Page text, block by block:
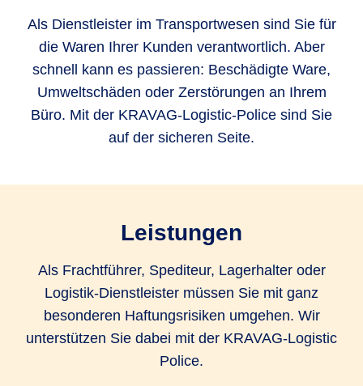
Als Dienstleister im Transportwesen sind Sie für
die Waren Ihrer Kunden verantwortlich. Aber
schnell kann es passieren: Beschädigte Ware,
Umweltschäden oder Zerstörungen an Ihrem
Büro. Mit der KRAVAG-Logistic-Police sind Sie
auf der sicheren Seite.
Leistungen
Als Frachtführer, Spediteur, Lagerhalter oder
Logistik-Dienstleister müssen Sie mit ganz
besonderen Haftungsrisiken umgehen. Wir
unterstützen Sie dabei mit der KRAVAG-Logistic
Police.